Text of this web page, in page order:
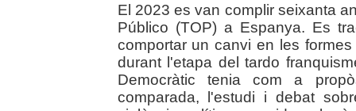
El 2023 es van complir seixanta
Público (TOP) a Espanya. Es
comportar un canvi en les
durant l'etapa del tardo
Democràtic tenia com a
comparada, l'estudi i debat